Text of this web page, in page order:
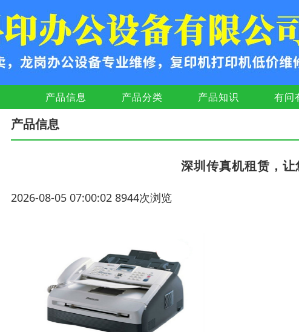
产品信息 产品分类 产品知识 有问
产品信息
深圳传真机租赁，
2026-08-05 07:00:02 8944次浏览